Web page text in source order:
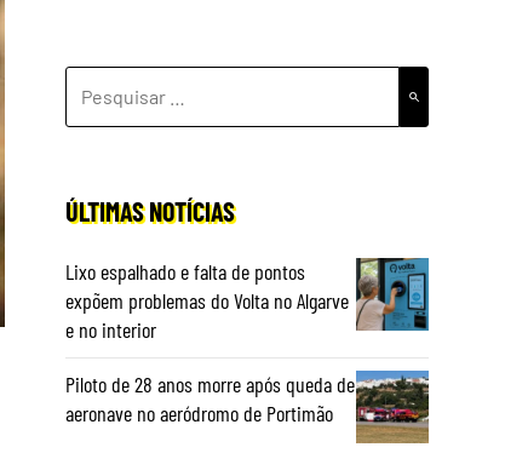
POR:
ÚLTIMAS NOTÍCIAS
Lixo espalhado e falta de pontos
expõem problemas do Volta no Algarve
e no interior
Piloto de 28 anos morre após queda de
aeronave no aeródromo de Portimão